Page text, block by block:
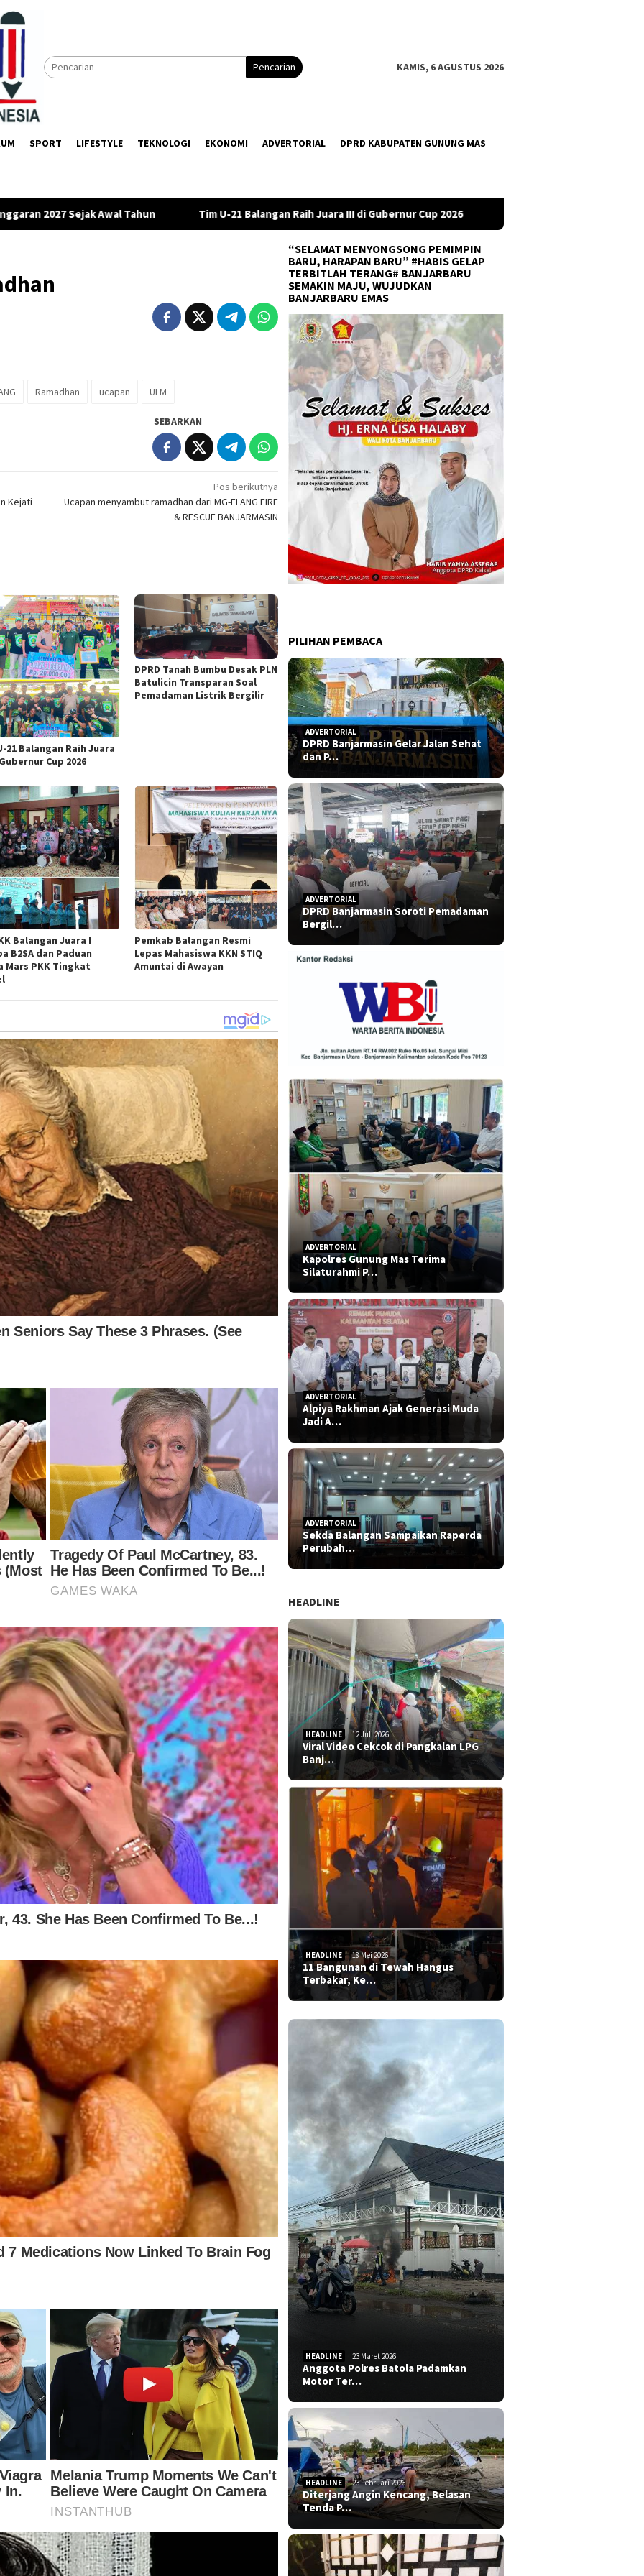
Pencarian KAMIS, 6 AGUSTUS 2026
SPORT LIFESTYLE TEKNOLOGI EKONOMI ADVERTORIAL DPRD KABUPATEN GUNUNG MAS
Tim U-21 Balangan Raih Juara III di Gubernur Cup 2026 DPRD Tanah Bumbu Desak PLN Batulicin Transparan Soal
Ramadhan ucapan ULM
SEBARKAN
Kejati
Pos berikutnya
Ucapan menyambut ramadhan dari MG-ELANG FIRE
& RESCUE BANJARMASIN
21 Balangan Raih Juara
Cup 2026
DPRD Tanah Bumbu Desak PLN
Batulicin Transparan Soal
Pemadaman Listrik Bergilir
Balangan Juara I
B2SA dan Paduan
Mars PKK Tingkat
Pemkab Balangan Resmi
Lepas Mahasiswa KKN STIQ
Amuntai di Awayan
“SELAMAT MENYONGSONG PEMIMPIN
BARU, HARAPAN BARU” #HABIS GELAP
TERBITLAH TERANG# BANJARBARU
SEMAKIN MAJU, WUJUDKAN
BANJARBARU EMAS
PILIHAN PEMBACA
ADVERTORIAL
DPRD Banjarmasin Gelar Jalan Sehat
dan P…
ADVERTORIAL
DPRD Banjarmasin Soroti Pemadaman
Bergil…
ADVERTORIAL
Kapolres Gunung Mas Terima
Silaturahmi P…
ADVERTORIAL
Alpiya Rakhman Ajak Generasi Muda
Jadi A…
ADVERTORIAL
Sekda Balangan Sampaikan Raperda
Perubah…
HEADLINE
HEADLINE 12 Juli 2026
Viral Video Cekcok di Pangkalan LPG
Banj…
HEADLINE 18 Mei 2026
11 Bangunan di Tewah Hangus
Terbakar, Ke…
HEADLINE 23 Maret 2026
Anggota Polres Batola Padamkan
Motor Ter…
HEADLINE 23 Februari 2026
Diterjang Angin Kencang, Belasan
Tenda P…